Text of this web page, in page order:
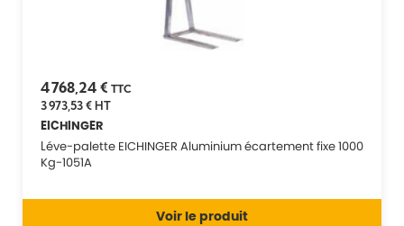
4 768,24 € TTC
3 973,53 €HT
EICHINGER
Léve-palette EICHINGER Aluminium écartement fixe 1000
Kg-1051A
Voir le produit